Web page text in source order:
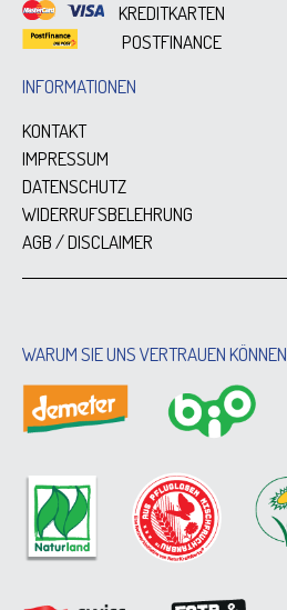
KREDITKARTEN
POSTFINANCE
INFORMATIONEN
KONTAKT
IMPRESSUM
DATENSCHUTZ
WIDERRUFSBELEHRUNG
AGB / DISCLAIMER
WARUM SIE UNS VERTRAUEN KÖNNEN